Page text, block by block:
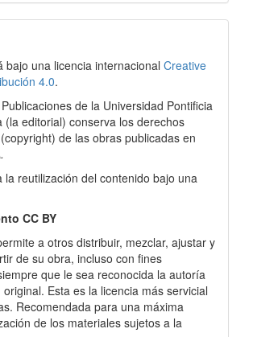
bajo una licencia internacional Creative
4.0.
de la Universidad Pontificia
(la editorial) conserva los derechos
de las obras publicadas en
la reutilización del contenido bajo una
CC BY
a otros distribuir, mezclar, ajustar y
de su obra, incluso con fines
que le sea reconocida la autoría
Esta es la licencia más servicial
Recomendada para una máxima
de los materiales sujetos a la